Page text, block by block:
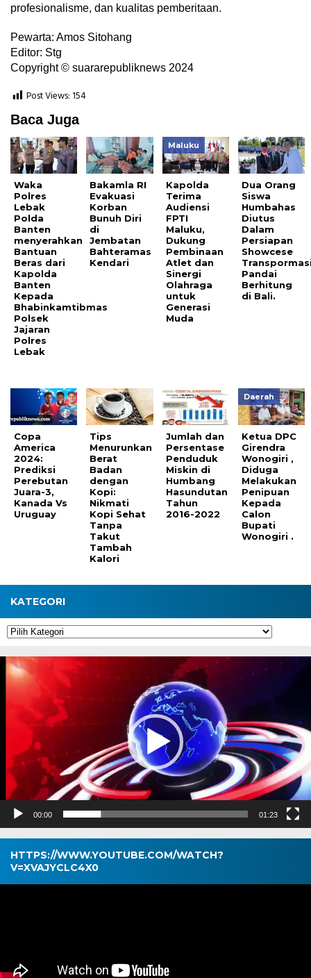
profesionalisme, dan kualitas pemberitaan.
Pewarta: Amos Sitohang
Editor: Stg
Copyright © suararepubliknews 2024
Post Views: 154
Baca Juga
Waka
Polres
Lebak
Polda
Banten
menyerahkan
Bantuan
Beras dari
Kapolda
Banten
Kepada
Bhabinkamtibmas
Polsek
Jajaran
Polres
Lebak
Bakamla RI
Evakuasi
Korban
Bunuh Diri
di
Jembatan
Bahteramas
Kendari
Maluku
Kapolda
Terima
Audiensi
FPTI
Maluku,
Dukung
Pembinaan
Atlet dan
Sinergi
Olahraga
untuk
Generasi
Muda
Dua Orang
Siswa
Humbahas
Diutus
Dalam
Persiapan
Showcese
Pandai
Berhitung
di Bali.
Copa
America
2024:
Prediksi
Perebutan
Juara-3,
Kanada Vs
Uruguay
Tips
Menurunkan
Berat
Badan
dengan
Kopi:
Nikmati
Kopi Sehat
Tanpa
Takut
Tambah
Kalori
Jumlah dan
Persentase
Penduduk
Miskin di
Humbang
Hasundutan
Tahun
2016-2022
Daerah
Ketua DPC
Girendra
Wonogiri ,
Diduga
Melakukan
Penipuan
Kepada
Calon
Bupati
Wonogiri .
KATEGORI
Kategori
Pemutar
Video
00:00 01:23
HTTPS://WWW.YOUTUBE.COM/WATCH?
V=XVAJYCLC4X0
Pemutar